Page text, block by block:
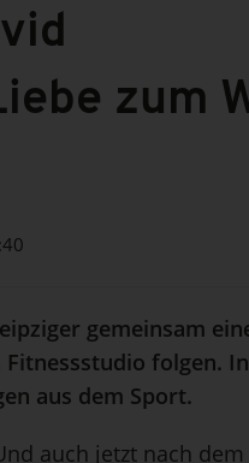
zum
gemeinsam
folgen.
aus dem Sport.
auch jetzt nach